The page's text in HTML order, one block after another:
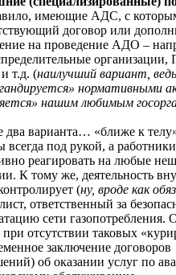
имеющие АДС, с
договор или
на проведение АДО –
т.д. (наилучший вариант,
нормативными
нашим любимым
два варианта… «ближе к
всегда под рукой, а
реагировать на любые
К тому же, деятельность
(ну, вроде как
ответственный за
сети газопотребления.
при отсутствии таковых
заключение договоров
об оказании услуг по